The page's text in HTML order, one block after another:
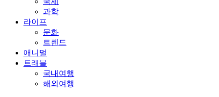
과학
라이프
문화
트렌드
애니멀
트래블
국내여행
해외여행